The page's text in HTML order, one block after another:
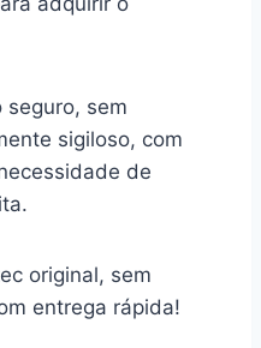
seguro, sem
sigiloso, com
de
original, sem
entrega rápida!